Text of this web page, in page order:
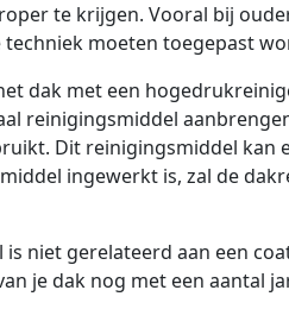
te krijgen. Vooral bij
moeten toegepast
dak met een
reinigingsmiddel
Dit reinigingsmiddel kan
ingewerkt is, zal de
niet gerelateerd aan een
je dak nog met een aantal